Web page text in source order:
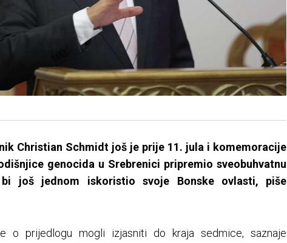
Christian Schmidt još je prije 11. jula i komemoracije
genocida u Srebrenici pripremio sveobuhvatnu
još jednom iskoristio svoje Bonske ovlasti, piše
o prijedlogu mogli izjasniti do kraja sedmice, saznaje